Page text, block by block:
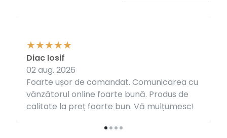
Foarte ușor de comandat. Comunicarea cu
vânzătorul online foarte bună. Produs de
calitate la preț foarte bun. Vă mulțumesc!
Diac Iosif
02 aug. 2026